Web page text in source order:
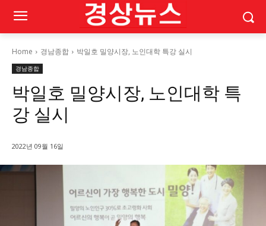
Home 경남종합 박일호 밀양시장, 노인대학 특강 실시
경남종합
박일호 밀양시장, 노인대학 특
강 실시
2022년 09월 16일